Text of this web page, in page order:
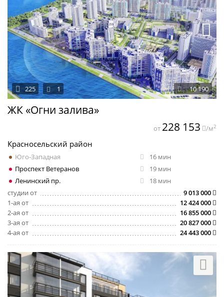
ЖК «Огни залива»
10 190
225 1
Красносельский район
Юго-Западная
16 мин
Проспект Ветеранов
19 мин
Ленинский пр.
18 мин
студии от
9 013 000
1-ая от
12 424 000
2-ая от
16 855 000
3-ая от
20 827 000
4-ая от
24 443 000
от 228 153 /м2